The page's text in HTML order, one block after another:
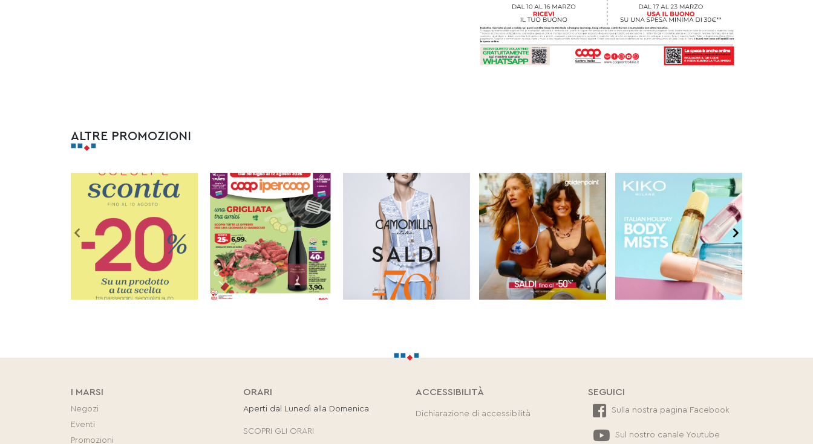
ALTRE PROMOZIONI
I MARSI
Negozi
Eventi
Promozioni
ORARI
Aperti dal Lunedì alla Domenica
SCOPRI GLI ORARI
ACCESSIBILITÀ
Dichiarazione di accessibilità
SEGUICI
Sulla nostra pagina Facebook
Sul nostro canale Youtube